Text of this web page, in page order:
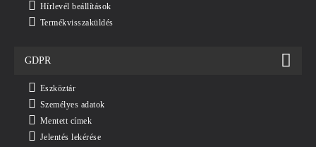
Hírlevél beállítások
Termékvisszaküldés
GDPR
Eszköztár
Személyes adatok
Mentett címek
Jelentés lekérése